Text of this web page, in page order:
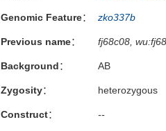
Genomic Feature： zko337b
Previous name： fj68c08,
Background： AB
Zygosity： heterozygous
Construct： --